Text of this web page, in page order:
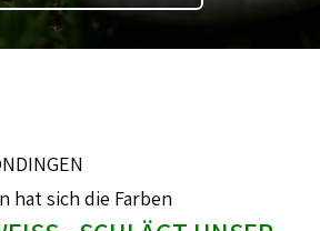
hat sich die Farben